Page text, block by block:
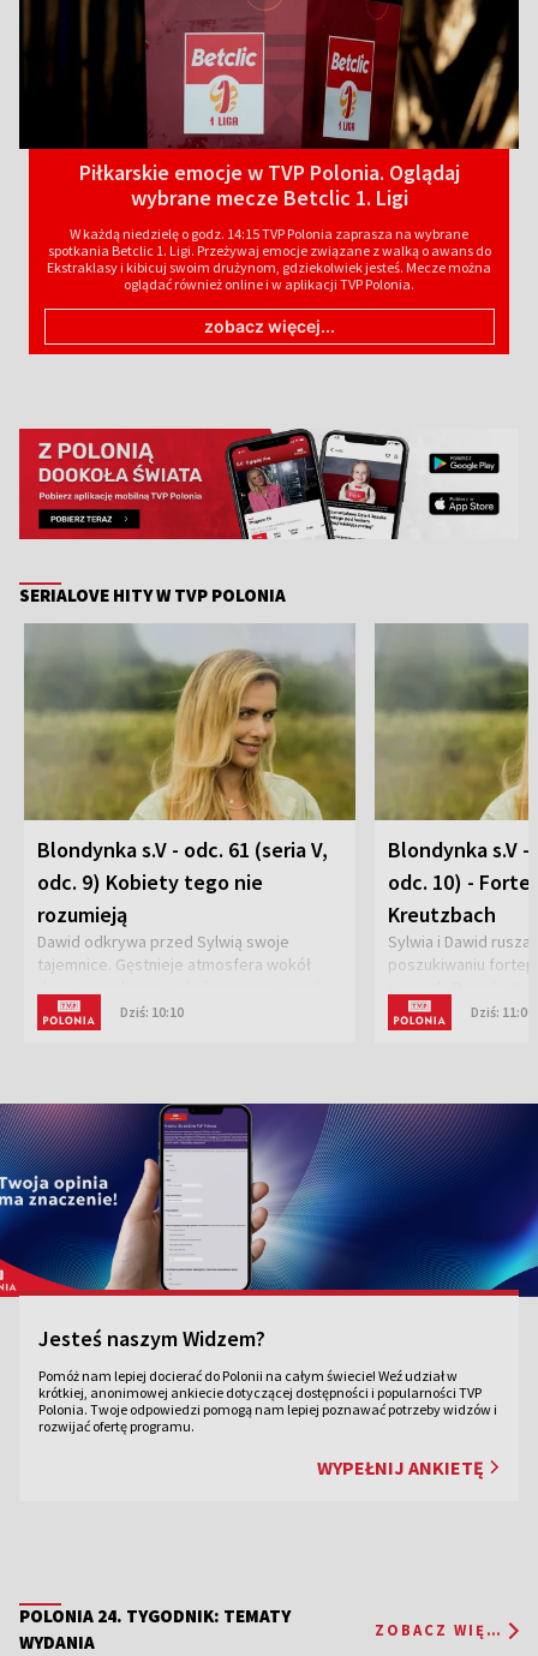
Piłkarskie emocje w TVP Polonia. Oglądaj
wybrane mecze Betclic 1. Ligi
W każdą niedzielę o godz. 14:15 TVP Polonia zaprasza na wybrane
spotkania Betclic 1. Ligi. Przeżywaj emocje związane z walką o awans do
Ekstraklasy i kibicuj swoim drużynom, gdziekolwiek jesteś. Mecze można
oglądać również online i w aplikacji TVP Polonia.
zobacz więcej...
SERIALOVE HITY W TVP POLONIA
Blondynka s.V - odc. 61 (seria V,
odc. 9) Kobiety tego nie
rozumieją
Dawid odkrywa przed Sylwią swoje
tajemnice. Gęstnieje atmosfera wokół
się uzdolnione muzyczne dzieci z Polski i
sieroty wojenne z całego świata. Jasiunia
Dziś: 10:10
Blondynka s.V -
odc. 10) -
Kreutzbach
Sylwia i Dawid
poszukiwaniu
przygotowania do
Brakuje jeszcze
Dziś: 11:00
Jesteś naszym Widzem?
Pomóż nam lepiej docierać do Polonii na całym świecie! Weź udział w
krótkiej, anonimowej ankiecie dotyczącej dostępności i popularności TVP
Polonia. Twoje odpowiedzi pomogą nam lepiej poznawać potrzeby widzów i
rozwijać ofertę programu.
WYPEŁNIJ ANKIETĘ
POLONIA 24. TYGODNIK: TEMATY
WYDANIA
ZOBACZ WIĘCEJ